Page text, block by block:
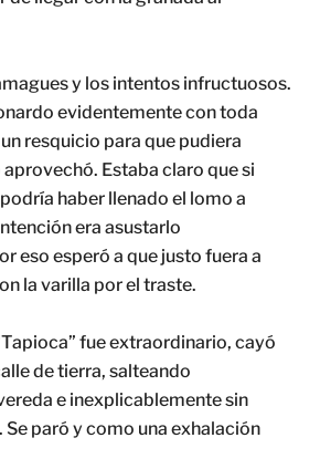
y los intentos infructuosos.
evidentemente con toda
resquicio para que pudiera
aprovechó. Estaba claro que si
haber llenado el lomo a
era asustarlo
eso esperó a que justo fuera a
la varilla por el traste.
fue extraordinario, cayó
de tierra, salteando
e inexplicablemente sin
Se paró y como una exhalación